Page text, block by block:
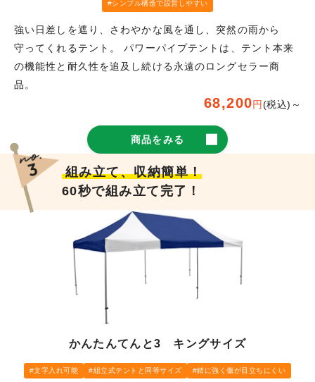
シンプル構造で設営しやすい
強い日差しを遮り、さわやかな風を通し、突然の雨から
守ってくれるテント。 パワーパイプテントは、テント本来
の機能性と耐久性を追及し続ける永遠のロングセラー商
品。
68,200円(税込)～
商品をみる
組み立て、収納簡単！
60秒で組み立て完了！
かんたんてんと3 キングサイズ
文字入れ可能 組立式テントと同等サイズ 錆に強く傷が目立ちにくい